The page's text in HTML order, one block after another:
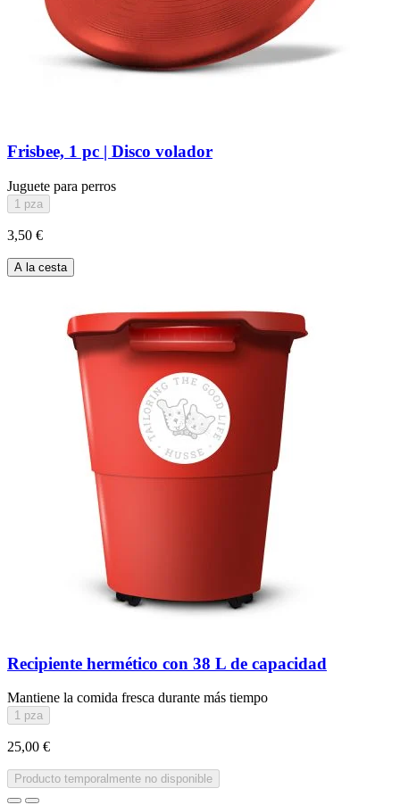
Frisbee, 1 pc | Disco volador
Juguete para perros
1 pza
3,50 €
A la cesta
Recipiente hermético con 38 L de capacidad
Mantiene la comida fresca durante más tiempo
1 pza
25,00 €
Producto temporalmente no disponible